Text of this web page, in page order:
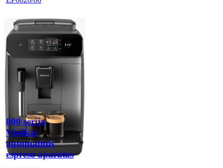
800 serija
Visiškai
automatinis
espreso aparatas